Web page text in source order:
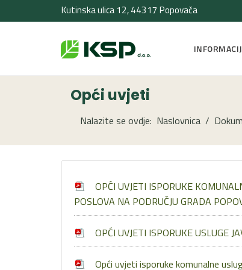
Kutinska ulica 12, 44317 Popovača
Opći uvjeti
Nalazite se ovdje: Naslovnica
OPĆI UVJETI ISPORUKE
POSLOVA NA PODRUČJU GRADA
OPĆI UVJETI ISPORUKE USLUGE
Opći uvjeti isporuke komunalne